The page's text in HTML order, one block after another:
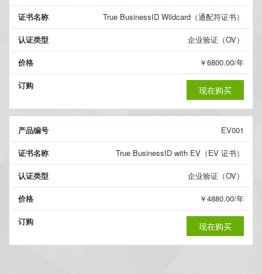
证书名称 True BusinessID Wildcard（通配符证书）
认证类型 企业验证（OV）
价格 ￥6800.00/年
订购 现在购买
产品编号 EV001
证书名称 True BusinessID with EV（EV 证书）
认证类型 企业验证（OV）
价格 ￥4880.00/年
订购 现在购买